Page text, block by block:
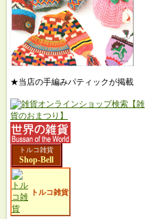
★当店の手編みパティックが掲載
トルコ雑貨
Shop-Bell
トルコ雑貨